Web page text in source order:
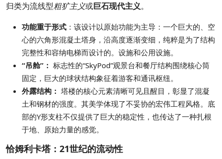
归类为流线型粗犷主义或巨石现代主义。
功能重于形式 ：该设计以原始功能为主导：一个巨大的、空
心的六角形混凝土塔身，沿高度逐渐变细，纯粹是为了结构
完整性和容纳电梯而设计的。设施和公用设施。
“吊舱”： 标志性的“SkyPod”观景台和餐厅结构围绕核心筒
固定，巨大的球状结构象征着游客和通讯枢纽。
外露结构： 塔楼的核心元素清晰可见且醒目，彰显了混凝
土和钢材的强度。其美学体现了不妥协的宏伟工程风格。底
部的Y形支柱不仅提供了巨大的稳定性，也传达了一种扎根
于地、原始力量的感觉。
恰姆利卡塔：21世纪的流动性